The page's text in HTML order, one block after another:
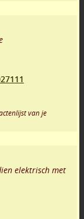
van je
elektrisch met